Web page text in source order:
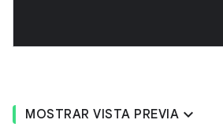
MOSTRAR VISTA PREVIA